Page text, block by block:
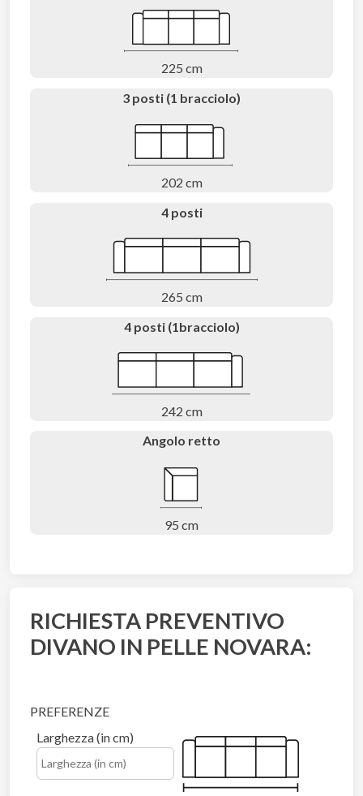
225 cm
3 posti (1 bracciolo)
202 cm
4 posti
265 cm
4 posti (1bracciolo)
242 cm
Angolo retto
95 cm
RICHIESTA PREVENTIVO
DIVANO IN PELLE NOVARA:
PREFERENZE
Larghezza (in cm)